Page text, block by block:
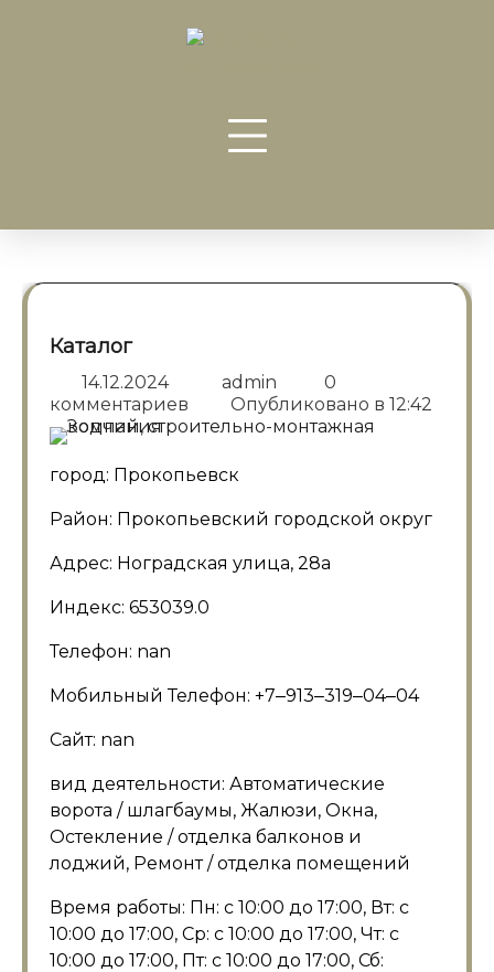
Каталог
14.12.2024 admin
0
комментариев
Опубликовано в 12:42
город: Прокопьевск
Район: Прокопьевский городской округ
Адрес: Ноградская улица, 28а
Индекс: 653039.0
Телефон: nan
Мобильный Телефон: +7‒913‒319‒04‒04
Сайт: nan
вид деятельности: Автоматические
ворота / шлагбаумы, Жалюзи, Окна,
Остекление / отделка балконов и
лоджий, Ремонт / отделка помещений
Время работы: Пн: с 10:00 до 17:00, Вт: с
10:00 до 17:00, Ср: с 10:00 до 17:00, Чт: с
10:00 до 17:00, Пт: с 10:00 до 17:00, Сб: